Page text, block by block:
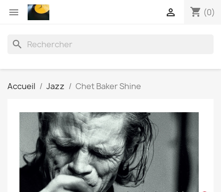
 shopping_cart (0)

search
Accueil Jazz Chet Baker Shine